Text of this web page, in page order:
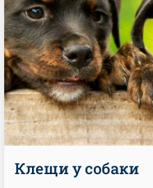
Клещи у собаки